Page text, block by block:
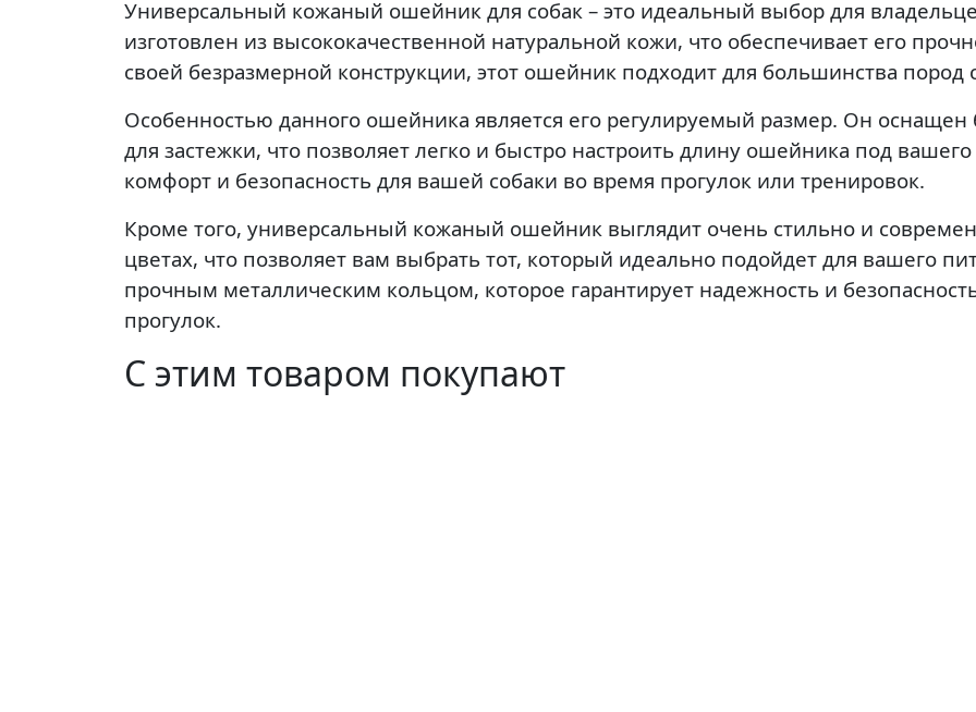
Универсальный кожаный ошейник для собак – это идеальный выбор для
изготовлен из высококачественной натуральной кожи, что обеспечивает его
своей безразмерной конструкции, этот ошейник подходит для большинства пород
Особенностью данного ошейника является его регулируемый размер. Он
для застежки, что позволяет легко и быстро настроить длину ошейника под
комфорт и безопасность для вашей собаки во время прогулок или тренировок.
Кроме того, универсальный кожаный ошейник выглядит очень стильно и
цветах, что позволяет вам выбрать тот, который идеально подойдет для вашего
прочным металлическим кольцом, которое гарантирует надежность и
прогулок.
С этим товаром покупают